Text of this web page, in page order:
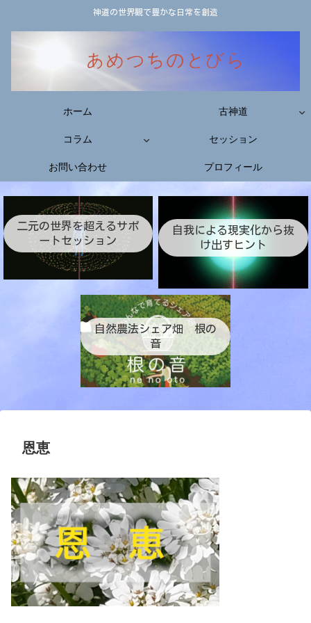
神道の世界観で豊かな日常を創造
ホーム
古神道
コラム
セッション
お問い合わせ
プロフィール
二元の世界を超えるサポ
ートセッション
自我による現実化から抜
け出すヒント
自然農法シェア畑 根の
音
恩恵